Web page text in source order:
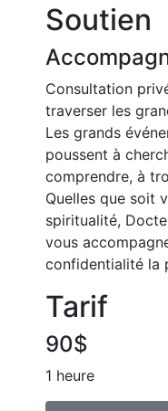
Soutien
Consultation
traverser les
Les grands
poussent à
comprendre, à
Quelles que soit
spiritualité,
vous
confidentialité la
Tarif
90$
1 heure